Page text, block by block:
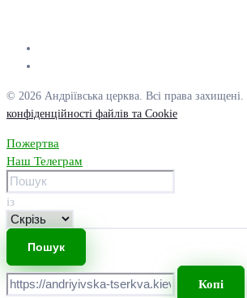
© 2026 Андріївська церква. Всі права захищені.
конфіденційності файлів та Cookie
Пожертва
Наш Телеграм
із
Копі